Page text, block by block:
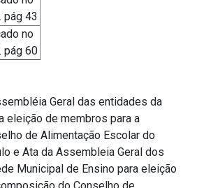
pág 43
no
pág 60
Geral das entidades da
eleição de membros para a
de Alimentação Escolar do
e Ata da Assembleia Geral dos
Municipal de Ensino para eleição